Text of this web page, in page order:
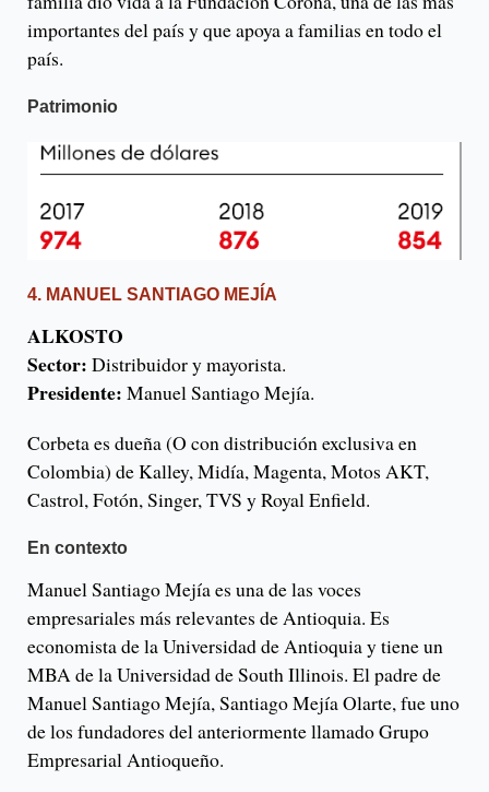
importantes del país y que apoya a familias en todo el
país.
Patrimonio
4. MANUEL SANTIAGO MEJÍA
ALKOSTO
Sector: Distribuidor y mayorista.
Presidente: Manuel Santiago Mejía.
Corbeta es dueña (O con distribución exclusiva en
Colombia) de Kalley, Midía, Magenta, Motos AKT,
Castrol, Fotón, Singer, TVS y Royal Enfield.
En contexto
Manuel Santiago Mejía es una de las voces
empresariales más relevantes de Antioquia. Es
economista de la Universidad de Antioquia y tiene un
MBA de la Universidad de South Illinois. El padre de
Manuel Santiago Mejía, Santiago Mejía Olarte, fue uno
de los fundadores del anteriormente llamado Grupo
Empresarial Antioqueño.